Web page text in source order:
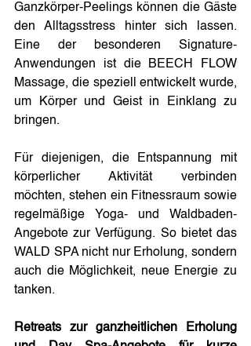
Ganzkörper-Peelings können die Gäste
den Alltagsstress hinter sich lassen.
Eine der besonderen Signature-
Anwendungen ist die BEECH FLOW
Massage, die speziell entwickelt wurde,
um Körper und Geist in Einklang zu
bringen.
Für diejenigen, die Entspannung mit
körperlicher Aktivität verbinden
möchten, stehen ein Fitnessraum sowie
regelmäßige Yoga- und Waldbaden-
Angebote zur Verfügung. So bietet das
WALD SPA nicht nur Erholung, sondern
auch die Möglichkeit, neue Energie zu
tanken.
Retreats zur ganzheitlichen Erholung